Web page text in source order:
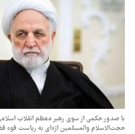
با صدور حکمی از سوی رهبر معظم انقلاب
حجت‌الاسلام والمسلمین اژه‌ای به ریاست قوه